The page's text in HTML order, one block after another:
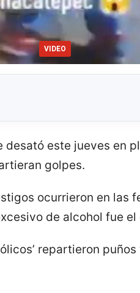
VIDEO
este jueves en
golpes.
ocurrieron en las
de alcohol fue
repartieron